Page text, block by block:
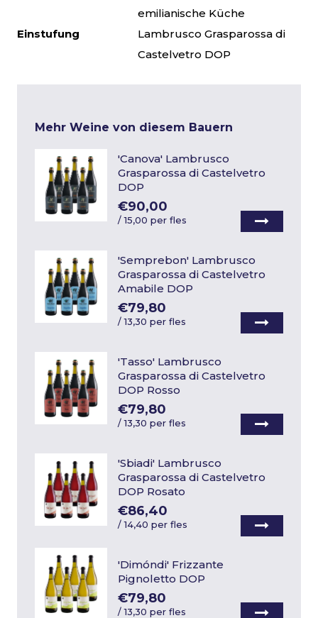
emilianische Küche
Einstufung
Lambrusco Grasparossa di
Castelvetro DOP
Mehr Weine von diesem Bauern
'Canova' Lambrusco
Grasparossa di Castelvetro
DOP
€90,00
/15,00 per fles
'Semprebon' Lambrusco
Grasparossa di Castelvetro
Amabile DOP
€79,80
/13,30 per fles
'Tasso' Lambrusco
Grasparossa di Castelvetro
DOP Rosso
€79,80
/13,30 per fles
'Sbiadi' Lambrusco
Grasparossa di Castelvetro
DOP Rosato
€86,40
/14,40 per fles
'Dimóndi' Frizzante
Pignoletto DOP
€79,80
/13,30 per fles